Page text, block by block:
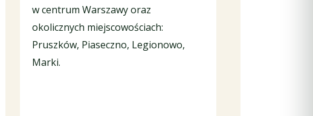
w centrum Warszawy oraz
okolicznych miejscowościach:
Pruszków, Piaseczno, Legionowo,
Marki.